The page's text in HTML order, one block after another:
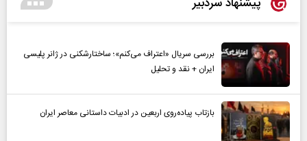
بررسی سریال «اعتراف می‌کنم»؛ ساختارشکنی در ژانر پلیسی
ایران + نقد و تحلیل
بازتاب پیاده‌روی اربعین در ادبیات داستانی معاصر ایران